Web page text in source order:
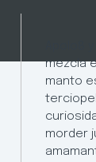
mezcla
manto
morder